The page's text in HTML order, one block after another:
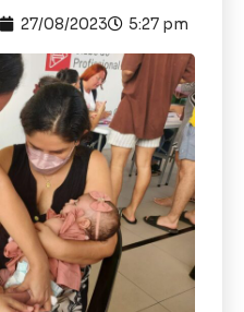
27/08/2023 5:27 pm